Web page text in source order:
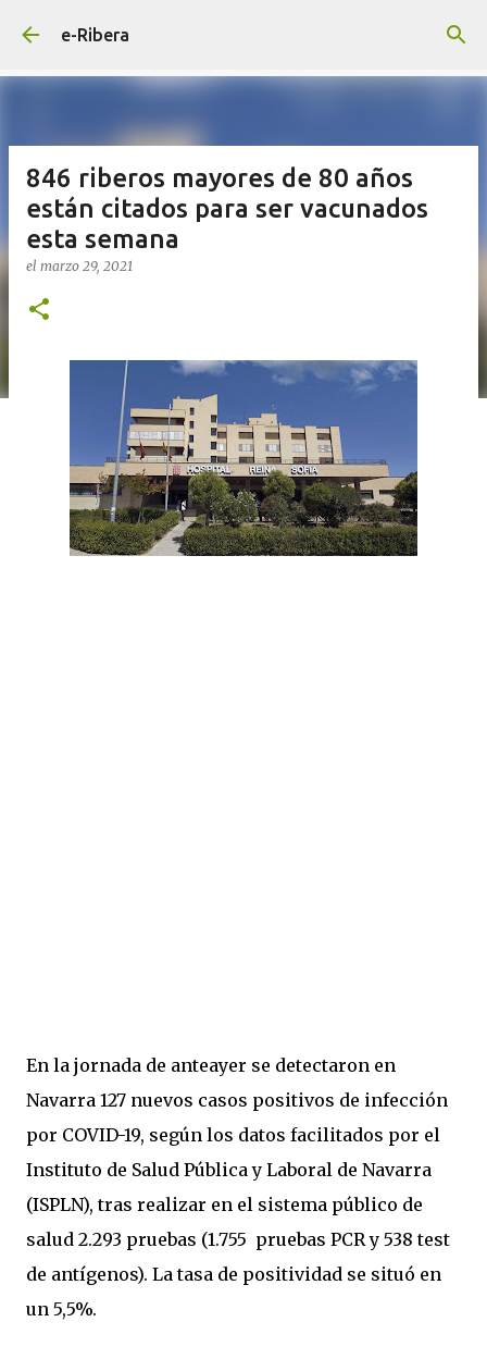
e-Ribera
846 riberos mayores de 80 años
están citados para ser vacunados
esta semana
el marzo 29, 2021
En la jornada de anteayer se detectaron en
Navarra 127 nuevos casos positivos de infección
por COVID-19, según los datos facilitados por el
Instituto de Salud Pública y Laboral de Navarra
(ISPLN), tras realizar en el sistema público de
salud 2.293 pruebas (1.755 pruebas PCR y 538 test
de antígenos). La tasa de positividad se situó en
un 5,5%.